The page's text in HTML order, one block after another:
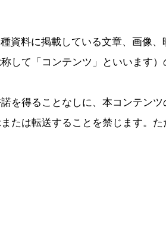
資料に掲載している文章、画像
して「コンテンツ」といいます
を得ることなしに、本コンテン
たは転送することを禁じます。